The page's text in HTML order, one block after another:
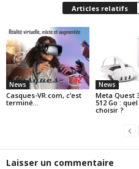
Articles relatifs
News
Casques-VR.com, c’est
terminé…
News
Meta Quest
512 Go :
choisir ?
Laisser un commentaire